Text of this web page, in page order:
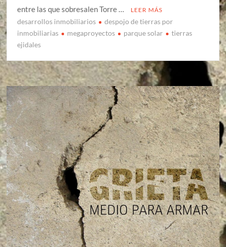
entre las que sobresalen Torre … LEER MÁS
desarrollos inmobiliarios
despojo de tierras por
inmobiliarias
megaproyectos parque solar
tierras
ejidales